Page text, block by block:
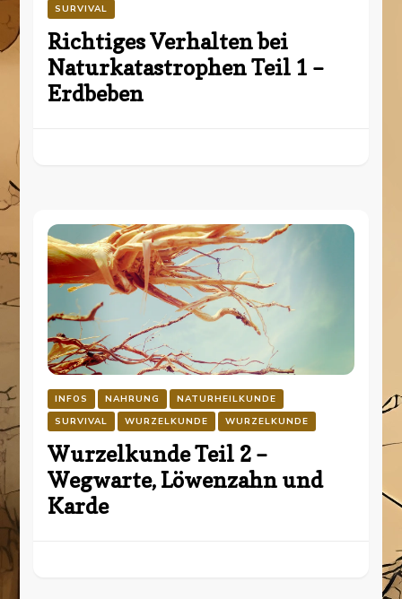
SURVIVAL
Richtiges Verhalten bei
Naturkatastrophen Teil 1 –
Erdbeben
INFOS NAHRUNG
NATURHEILKUNDE
SURVIVAL
WURZELKUNDE WURZELKUNDE
Wurzelkunde Teil 2 –
Wegwarte, Löwenzahn und
Karde